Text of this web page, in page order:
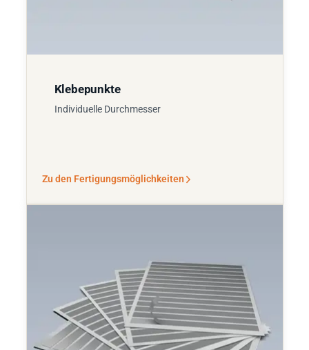
Klebepunkte
Individuelle Durchmesser
Zu den Fertigungsmöglichkeiten